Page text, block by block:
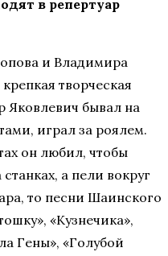
в репертуар
и Владимира
творческая
Яковлевич бывал на
играл за роялем.
он любил, чтобы
а пели вокруг
то песни Шаинского
«Кузнечика»,
Гены», «Голубой